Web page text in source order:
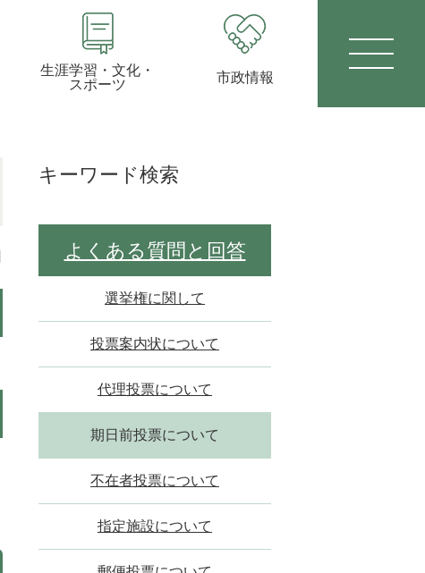
生涯学習・文化・
スポーツ
市政情報
キーワード検索
よくある質問と回答
選挙権に関して
投票案内状について
代理投票について
期日前投票について
不在者投票について
指定施設について